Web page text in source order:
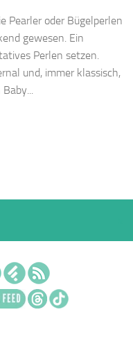
Pearler oder Bügelperlen
gewesen. Ein
Perlen setzen.
und, immer klassisch,